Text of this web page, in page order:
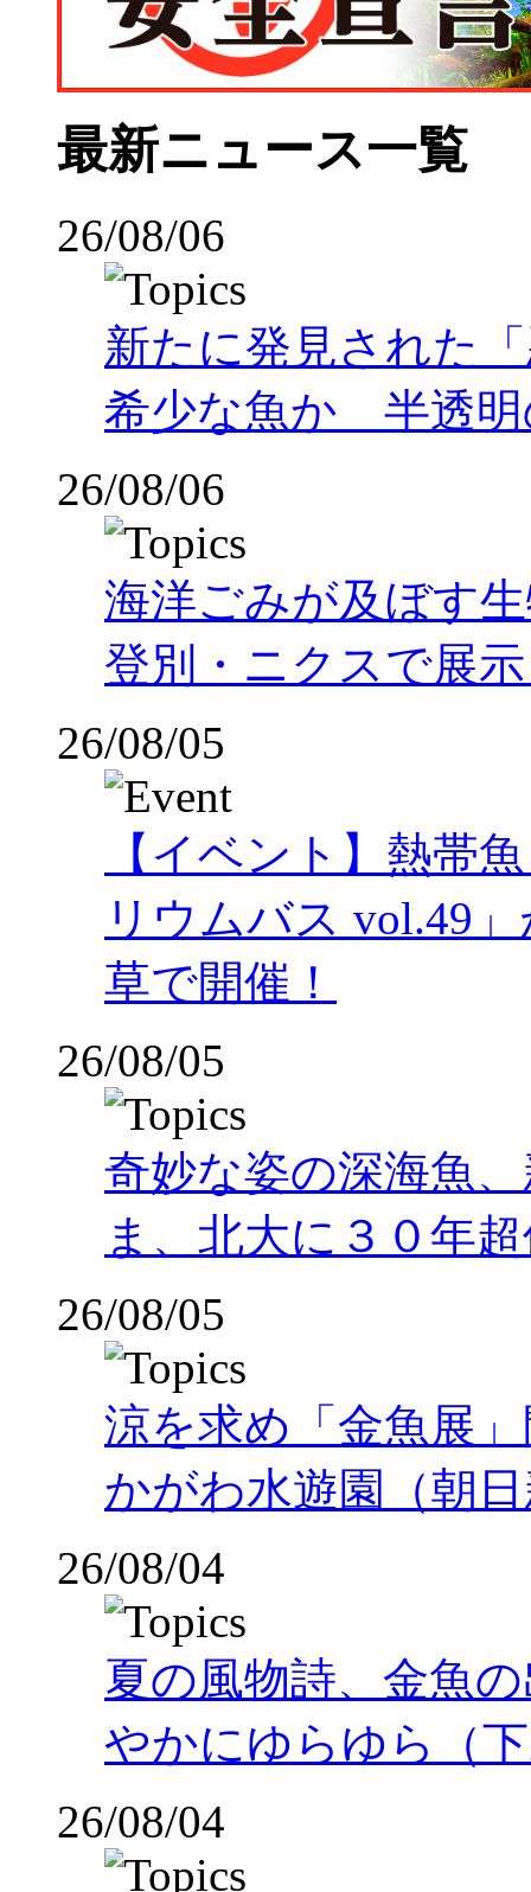
最新ニュース一覧
26/08/06
新たに発見された
希少な魚か 半透明
26/08/06
海洋ごみが及ぼす
登別・ニクスで展
26/08/05
【イベント】熱帯
リウムバス vol.49
草で開催！
26/08/05
奇妙な姿の深海魚
ま、北大に３０年
26/08/05
涼を求め「金魚展
かがわ水遊園（朝
26/08/04
夏の風物詩、金魚
やかにゆらゆら（
26/08/04